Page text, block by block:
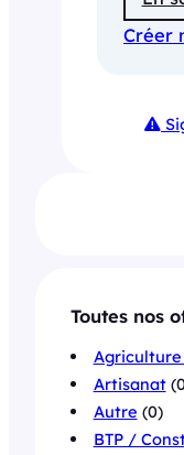
Créer
Toutes nos
Artisanat
Autre (0)
BTP /